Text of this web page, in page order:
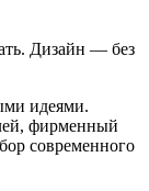
Дизайн — без
идеями.
фирменный
современного